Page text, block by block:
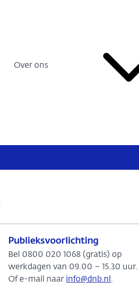
Over ons
Publieksvoorlichting
Bel 0800 020 1068 (gratis) op
werkdagen van 09.00 – 15.30 uur.
Of e-mail naar info@dnb.nl .